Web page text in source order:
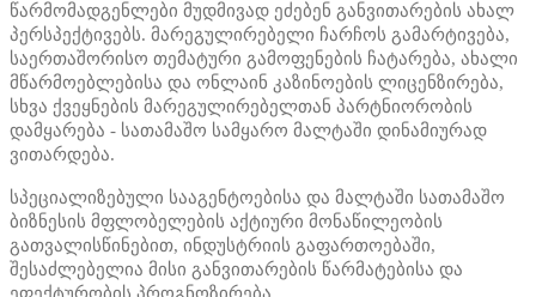
წარმომადგენლები მუდმივად ეძებენ განვითარების ახალ
პერსპექტივებს. მარეგულირებელი ჩარჩოს გამარტივება,
საერთაშორისო თემატური გამოფენების ჩატარება, ახალი
მწარმოებლებისა და ონლაინ კაზინოების ლიცენზირება,
სხვა ქვეყნების მარეგულირებელთან პარტნიორობის
დამყარება - სათამაშო სამყარო მალტაში დინამიურად
ვითარდება.
სპეციალიზებული სააგენტოებისა და მალტაში სათამაშო
ბიზნესის მფლობელების აქტიური მონაწილეობის
გათვალისწინებით, ინდუსტრიის გაფართოებაში,
შესაძლებელია მისი განვითარების წარმატებისა და